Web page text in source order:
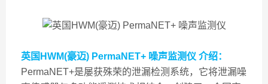
英国HWM(豪迈) PermaNET+ 噪声监测仪 介绍：
PermaNET+是屡获殊荣的泄漏检测系统，它将泄漏噪